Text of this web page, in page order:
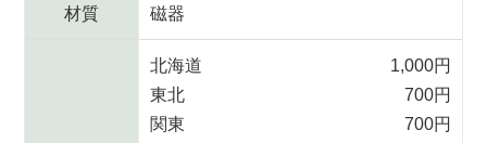
材質 磁器
北海道
1,000円
東北
700円
関東
700円